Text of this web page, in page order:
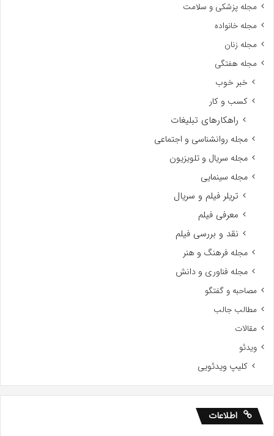
مجله پزشکی و سلامت
مجله خانواده
مجله زنان
مجله هفتگی
خبر خوب
کسب و کار
راهکارهای تبلیغات
مجله روانشناسی و اجتماعی
مجله سریال و تلویزیون
مجله سینمایی
تریلر فیلم و سریال
معرفی فیلم
نقد و بررسی فیلم
مجله فرهنگ و هنر
مجله فناوری و دانش
مصاحبه و گفتگو
مطالب جالب
مقالات
ویدئو
کلیپ ویدئویی
اطلاعات